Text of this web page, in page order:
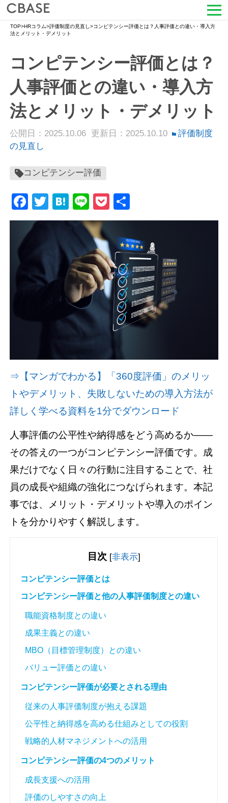
サービス
活用シーン
導入事例
セミナー情報
HRコラム
お知らせ
会社情報
よくある質問
資料請求(無料) お見積もり依頼
TOP>HRコラム>評価制度の見直し>コンピテンシー評価とは？人事評価との違い・導入方
法とメリット・デメリット
コンピテンシー評価とは？
人事評価との違い・導入方
法とメリット・デメリット
公開日：2025.10.06 更新日：2025.10.10
評価制度
の見直し
コンピテンシー評価
Facebook
Twitter
Hatena
LinePocket
有
⇒【マンガでわかる】「360度評価」のメリッ
トやデメリット、失敗しないための導入方法が
詳しく学べる資料を1分でダウンロード
人事評価の公平性や納得感をどう高めるか——
その答えの一つがコンピテンシー評価です。成
果だけでなく日々の行動に注目することで、社
員の成長や組織の強化につなげられます。本記
事では、メリット・デメリットや導入のポイン
トを分かりやすく解説します。
目次 [非表示]
コンピテンシー評価とは
コンピテンシー評価と他の人事評価制度との違い
職能資格制度との違い
成果主義との違い
MBO（目標管理制度）との違い
バリュー評価との違い
コンピテンシー評価が必要とされる理由
従来の人事評価制度が抱える課題
公平性と納得感を高める仕組みとしての役割
戦略的人材マネジメントへの活用
コンピテンシー評価の4つのメリット
成長支援への活用
評価のしやすさの向上